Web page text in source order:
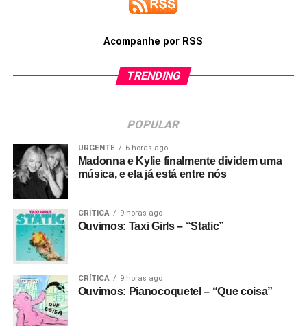
Acompanhe por RSS
TRENDING
POPULAR
URGENTE 6 horas ago
Madonna e Kylie finalmente dividem uma
música, e ela já está entre nós
CRÍTICA 9 horas ago
Ouvimos: Taxi Girls – “Static”
CRÍTICA 9 horas ago
Ouvimos: Pianocoquetel – “Que coisa”